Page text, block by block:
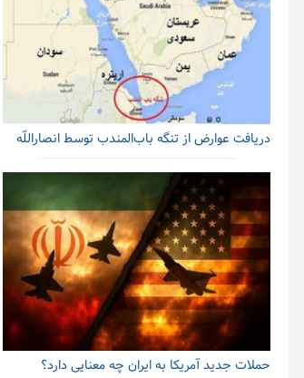
دریافت عوارض از تنگه باب‌المندب توسط انصاراللّه
حملات جدید آمریکا به ایران چه معنایی دارد؟